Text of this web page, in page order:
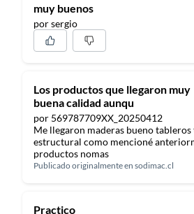
muy buenos
por sergio
Los productos que llegaron muy
buena calidad aunqu
por 569787709XX_20250412
Me llegaron maderas bueno
estructural como mencioné
productos nomas
Publicado originalmente en sodimac.cl
Practico